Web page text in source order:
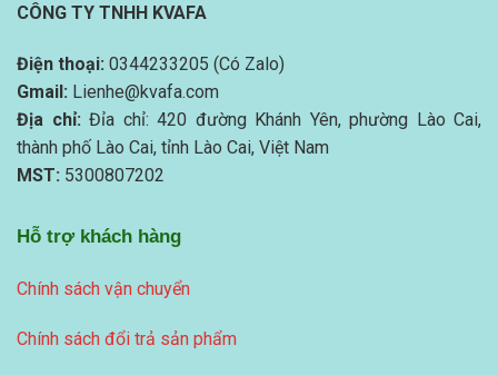
CÔNG TY TNHH KVAFA
Điện thoại: 0344233205 (Có Zalo)
Gmail: Lienhe@kvafa.com
Địa chỉ: Đỉa chỉ: 420 đường Khánh Yên, phường Lào Cai,
thành phố Lào Cai, tỉnh Lào Cai, Việt Nam
MST: 5300807202
Hỗ trợ khách hàng
Chính sách vận chuyển
Chính sách đổi trả sản phẩm